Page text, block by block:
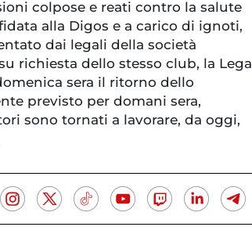
colpose e reati contro la salute
alla Digos e a carico di ignoti,
dai legali della società
richiesta dello stesso club, la Lega
sera il ritorno dello
previsto per domani sera,
sono tornati a lavorare, da oggi,